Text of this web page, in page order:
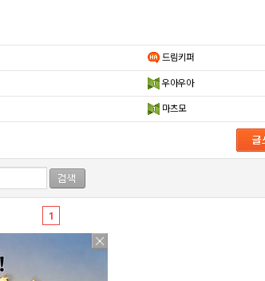
드림키퍼
우아우아
마츠모
1